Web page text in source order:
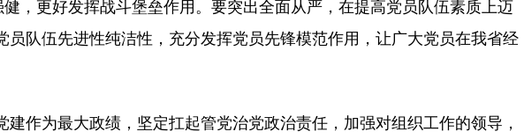
，更好发挥战斗堡垒作用。要突出全面从严，在提高党员队伍素质上迈
队伍先进性纯洁性，充分发挥党员先锋模范作用，让广大党员在我省经
作为最大政绩，坚定扛起管党治党政治责任，加强对组织工作的领导，